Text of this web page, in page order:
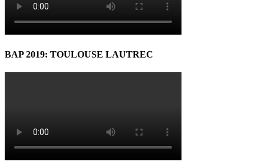
BAP 2019: TOULOUSE LAUTREC